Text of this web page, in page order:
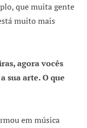
que muita gente
muito mais
agora vocês
sua arte. O que
em música